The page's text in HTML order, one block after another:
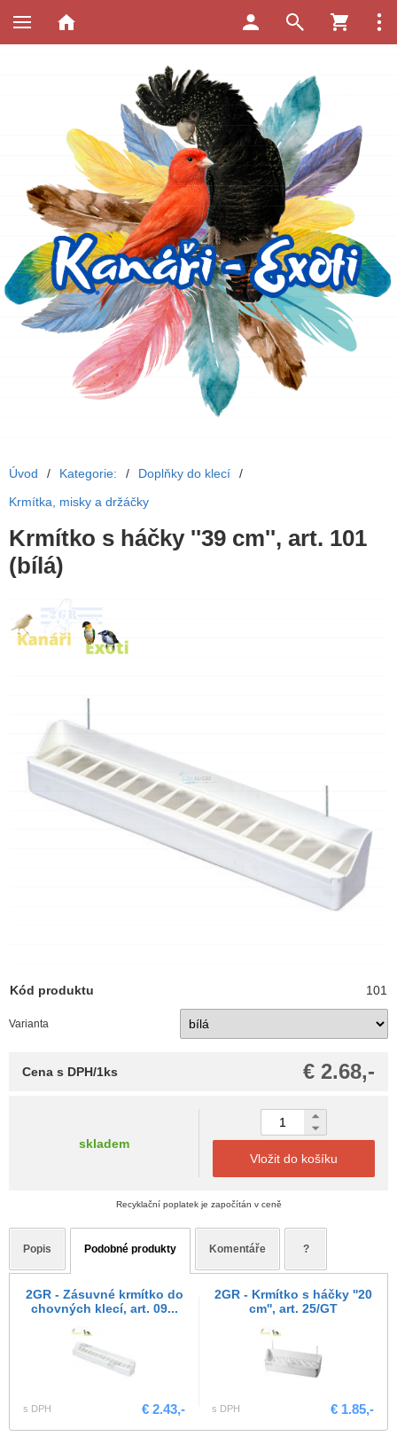
Úvod / Kategorie: / Doplňky do klecí
/
Krmítka, misky a držáčky
Krmítko s háčky ''39 cm'', art. 101
(bílá)
Kód produktu 101
Varianta
€ 2.68,-
Cena s DPH/1ks
skladem
Vložit do košíku
Recyklační poplatek je započítán v ceně
Popis Podobné produkty Komentáře ?
2GR - Zásuvné krmítko do
chovných klecí, art. 09...
s DPH € 2.43,-
2GR - Krmítko s háčky ''20
cm'', art. 25/GT
s DPH € 1.85,-